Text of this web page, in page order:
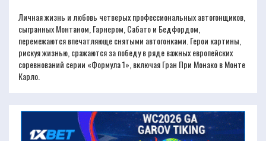
Личная жизнь и любовь четверых профессиональных автогонщиков,
сыгранных Монтаном, Гарнером, Сабато и Бедфордом,
перемежаются впечатляюще снятыми автогонками. Герои картины,
рискуя жизнью, сражаются за победу в ряде важных европейских
соревнований серии «Формула 1», включая Гран При Монако в Монте
Карло.